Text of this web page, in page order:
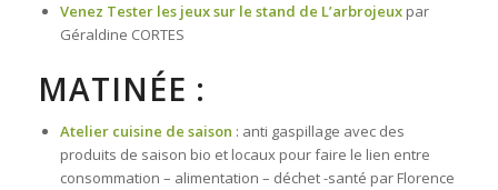
Venez Tester les jeux sur le stand de L’arbrojeuxpar
Géraldine CORTES
MATINÉE :
Atelier cuisine de saison : anti gaspillage avec des
produits de saison bio et locaux pour faire le lien entre
consommation – alimentation – déchet -santé par Florence